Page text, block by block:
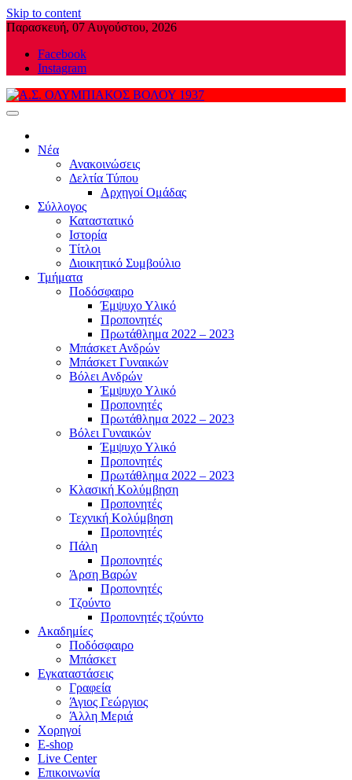
Skip to content
Παρασκευή, 07 Αυγούστου, 2026
Facebook
Instagram
Α.Σ. ΟΛΥΜΠΙΑΚΟΣ ΒΟΛΟΥ
1937
Νέα
Ανακοινώσεις
Δελτία Τύπου
Αρχηγοί Ομάδας
Σύλλογος
Καταστατικό
Ιστορία
Τίτλοι
Διοικητικό Συμβούλιο
Τμήματα
Ποδόσφαιρο
Έμψυχο Υλικό
Προπονητές
Πρωτάθλημα 2022 – 2023
Μπάσκετ Ανδρών
Μπάσκετ Γυναικών
Βόλει Ανδρών
Έμψυχο Υλικό
Προπονητές
Πρωτάθλημα 2022 – 2023
Βόλει Γυναικών
Έμψυχο Υλικό
Προπονητές
Πρωτάθλημα 2022 – 2023
Κλασική Κολύμβηση
Προπονητές
Τεχνική Κολύμβηση
Προπονητές
Πάλη
Προπονητές
Άρση Βαρών
Προπονητές
Τζούντο
Προπονητές τζούντο
Ακαδημίες
Ποδόσφαιρο
Μπάσκετ
Εγκαταστάσεις
Γραφεία
Άγιος Γεώργιος
Άλλη Μεριά
Χορηγοί
E-shop
Live Center
Επικοινωνία